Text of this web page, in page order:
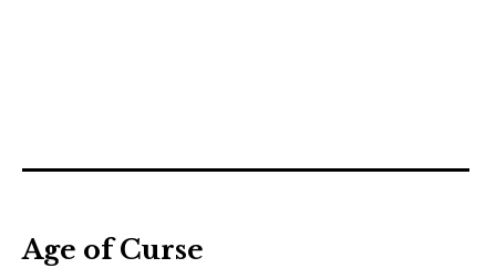
Age of Curse